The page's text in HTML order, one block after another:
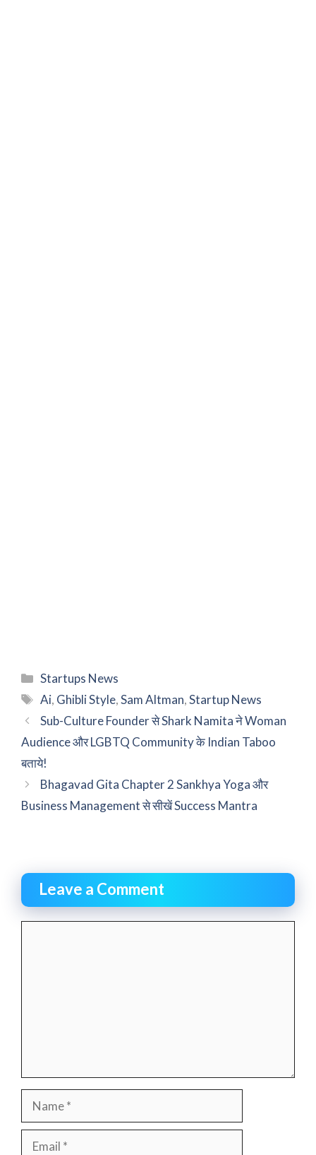
Categories
Startups News
Tags
Ai, Ghibli Style,Sam Altman,Startup News
Sub-Culture Founder से Shark Namita ने Woman
Audience और LGBTQ Community के Indian Taboo
बताये!
Bhagavad Gita Chapter 2 Sankhya Yoga और
Business Management से सीखें Success Mantra
Leave a Comment
Name
Email